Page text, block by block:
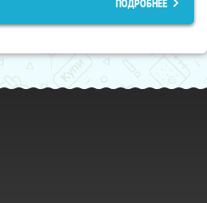
ПОДРОБНЕЕ